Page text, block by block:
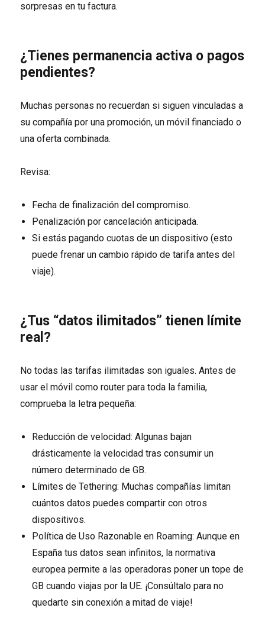
sorpresas en tu factura.
¿Tienes permanencia activa o pagos
pendientes?
Muchas personas no recuerdan si siguen vinculadas a
su compañía por una promoción, un móvil financiado o
una oferta combinada.
Revisa:
Fecha de finalización del compromiso.
Penalización por cancelación anticipada.
Si estás pagando cuotas de un dispositivo (esto
puede frenar un cambio rápido de tarifa antes del
viaje).
¿Tus “datos ilimitados” tienen límite
real?
No todas las tarifas ilimitadas son iguales. Antes de
usar el móvil como router para toda la familia,
comprueba la letra pequeña:
Reducción de velocidad: Algunas bajan
drásticamente la velocidad tras consumir un
número determinado de GB.
Límites de Tethering: Muchas compañías limitan
cuántos datos puedes compartir con otros
dispositivos.
Política de Uso Razonable en Roaming: Aunque en
España tus datos sean infinitos, la normativa
europea permite a las operadoras poner un tope de
GB cuando viajas por la UE. ¡Consúltalo para no
quedarte sin conexión a mitad de viaje!